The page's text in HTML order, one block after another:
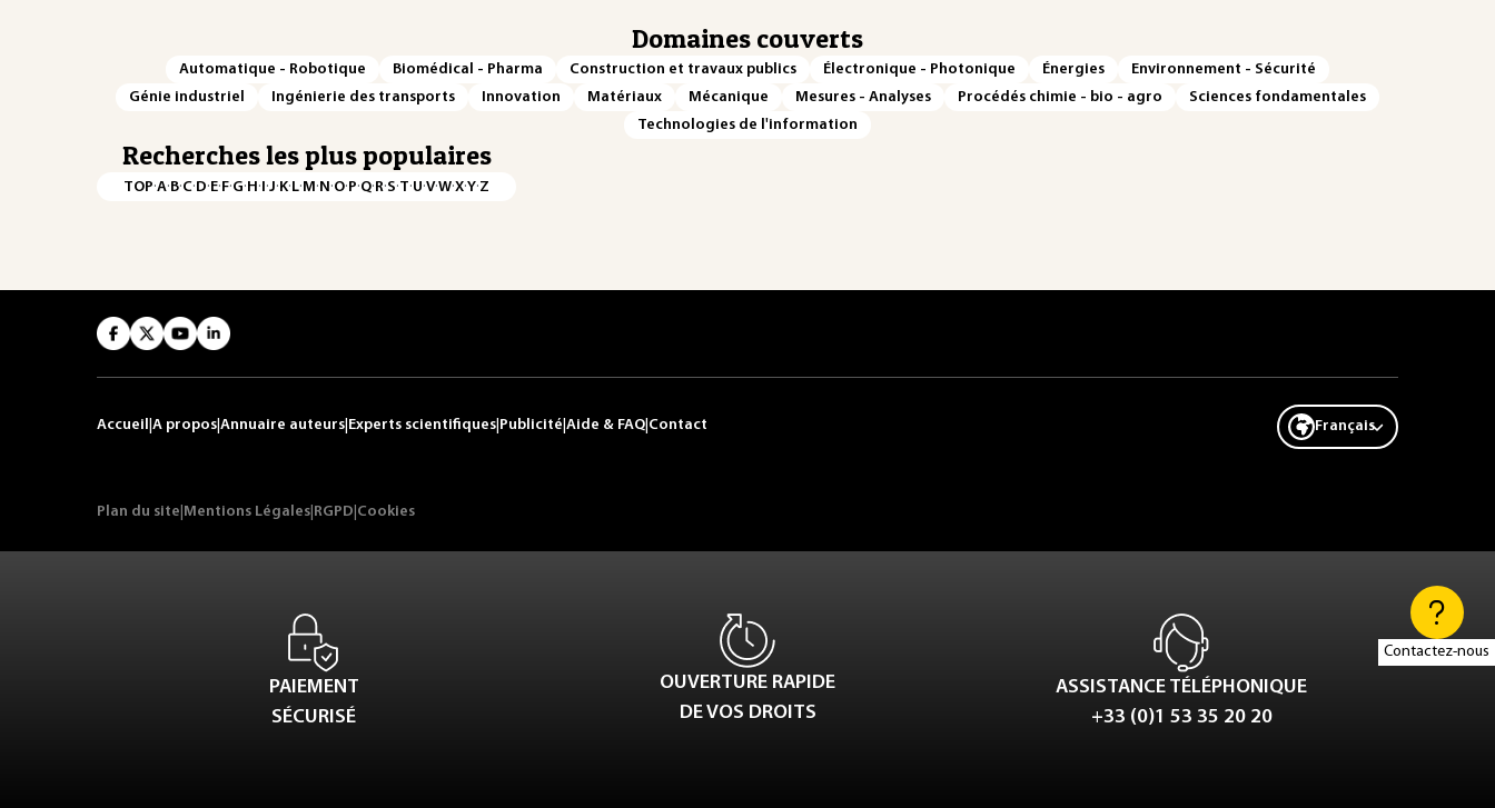
Contactez-nous
Domaines couverts
Automatique - Robotique Biomédical - Pharma Construction et travaux publics Électronique - Photonique Énergies
Environnement - Sécurité
Génie industriel
Ingénierie des transports Innovation Matériaux Mécanique Mesures - Analyses Procédés chimie - bio - agro
Sciences fondamentales
Technologies de l'information
Recherches les plus populaires
TOP·A·B·C·D·E·F·G·H·I·J·K·L·M·N·O·P·Q·R·S·T·U·V·W·X·Y·Z
Accueil A propos Annuaire auteurs Experts scientifiques Publicité Aide & FAQ Contact Français
Plan du site Mentions Légales RGPD Cookies
PAIEMENT
SÉCURISÉ
OUVERTURE RAPIDE
DE VOS DROITS
ASSISTANCE TÉLÉPHONIQUE
+33 (0)1 53 35 20 20